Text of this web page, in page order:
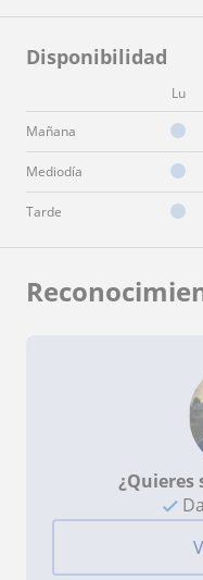
Disponibilidad
Lu
Mañana
Mediodía
Tarde
¿Quieres